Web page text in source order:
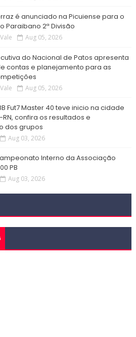
é anunciado na Picuiense para o
Paraibano 2ª Divisão
Aug 05, 2026
do Nacional de Patos apresenta
contas e planejamento para as
Aug 05, 2026
Fut7 Master 40 teve inicio na cidade
confira os resultados e
dos grupos
Aug 03, 2026
Interno da Associação
PB
Aug 03, 2026